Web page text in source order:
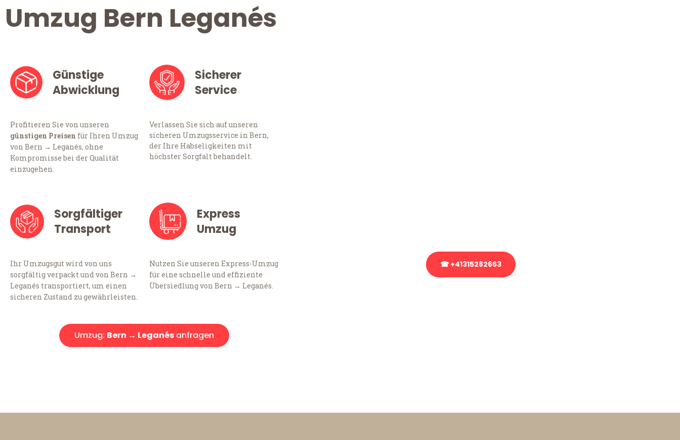
Umzug Bern Leganés
Günstige
Abwicklung
Profitieren Sie von unseren
günstigen Preisen für Ihren Umzug
von Bern → Leganés, ohne
Kompromisse bei der Qualität
einzugehen.
Sicherer
Service
Verlassen Sie sich auf unseren
sicheren Umzugsservice in Bern,
der Ihre Habseligkeiten mit
höchster Sorgfalt behandelt.
Sorgfältiger
Transport
Ihr Umzugsgut wird von uns
sorgfältig verpackt und von Bern →
Leganés transportiert, um einen
sicheren Zustand zu gewährleisten.
Express
Umzug
Nutzen Sie unseren Express-Umzug
für eine schnelle und effiziente
Übersiedlung von Bern → Leganés.
Umzug: Bern → Leganés anfragen
☎ +41315282663